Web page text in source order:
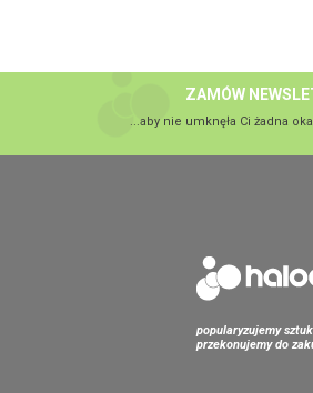
ZAMÓW
...aby nie umknęła Ci żadna
popularyzujemy
przekonujemy do